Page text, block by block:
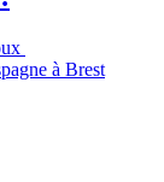
à Brest